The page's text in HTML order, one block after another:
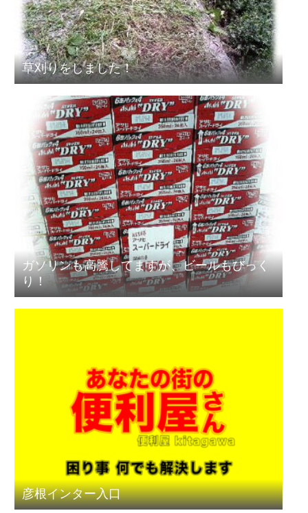
草刈りをしました！
ガソリンも高騰してますが、ビールもびっく
り！
彦根インター入口